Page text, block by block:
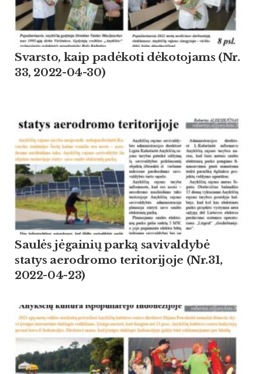
Svarsto, kaip padėkoti dėkotojams (Nr.
33, 2022-04-30)
Saulės jėgainių parką savivaldybė
statys aerodromo teritorijoje (Nr.31,
2022-04-23)